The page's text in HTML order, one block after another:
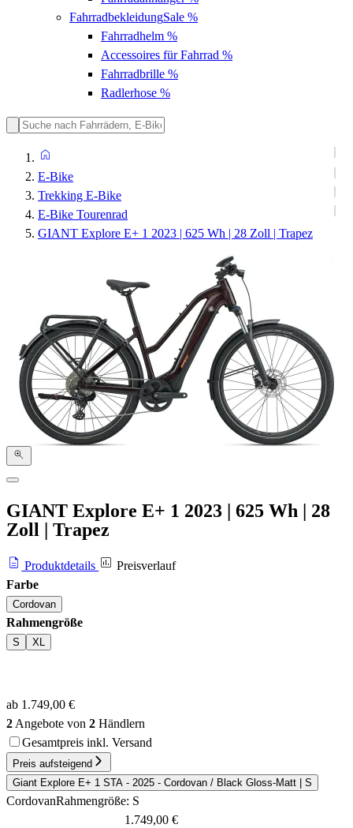
FahrradbekleidungSale %
Fahrradhelm %
Accessoires für Fahrrad %
Fahrradbrille %
Radlerhose %
E-Bike
Trekking E-Bike
E-Bike Tourenrad
GIANT Explore E+ 1 2023 | 625 Wh | 28 Zoll | Trapez
GIANT Explore E+ 1 2023 | 625 Wh | 28
Zoll | Trapez
Produktdetails
Preisverlauf
Farbe
Cordovan
Rahmengröße
S XL
ab 1.749,00 €
2 Angebote von 2 Händlern
Gesamtpreis inkl. Versand
Preis aufsteigend
Giant Explore E+ 1 STA - 2025 - Cordovan / Black Gloss-Matt | S
CordovanRahmengröße: S
1.749,00 €